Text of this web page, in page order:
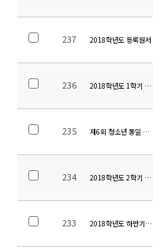
237 2018학년도 등록원서
236 2018학년도 1학기 중
235 제6회 청소년 통일 축
234 2018학년도 2학기 유
233 2018학년도 하반기